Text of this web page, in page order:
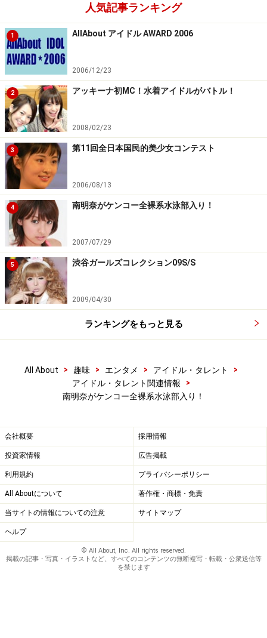
人気記事ランキング
1 AllAbout アイドル AWARD 2006
2006/12/23
2 アッキーナ初MC！水着アイドルがバトル！
2008/02/23
3 第11回全日本国民的美少女コンテスト
2006/08/13
4 南明奈がケンコー全裸系水泳部入り！
2007/07/29
5 渋谷ガールズコレクション09S/S
2009/04/30
ランキングをもっと見る
All About > 趣味 > エンタメ > アイドル・タレント
>
アイドル・タレント関連情報
>
南明奈がケンコー全裸系水泳部入り！
会社概要 採用情報
投資家情報 広告掲載
利用規約 プライバシーポリシー
All Aboutについて 著作権・商標・免責
当サイトの情報についての注意 サイトマップ
ヘルプ
© All About, Inc. All rights reserved.
掲載の記事・写真・イラストなど、すべてのコンテンツの無断複写・転載・公衆送信等
を禁じます